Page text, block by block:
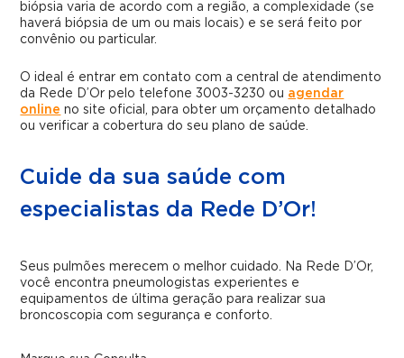
biópsia varia de acordo com a região, a complexidade (se
haverá biópsia de um ou mais locais) e se será feito por
convênio ou particular.
O ideal é entrar em contato com a central de atendimento
da Rede D’Or pelo telefone 3003-3230 ou agendar
online no site oficial, para obter um orçamento detalhado
ou verificar a cobertura do seu plano de saúde.
Cuide da sua saúde com
especialistas da Rede D’Or!
Seus pulmões merecem o melhor cuidado. Na Rede D’Or,
você encontra pneumologistas experientes e
equipamentos de última geração para realizar sua
broncoscopia com segurança e conforto.